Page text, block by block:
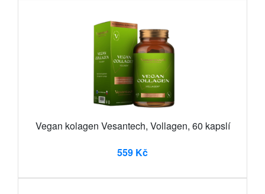
Vegan kolagen Vesantech, Vollagen, 60 kapslí
559 Kč